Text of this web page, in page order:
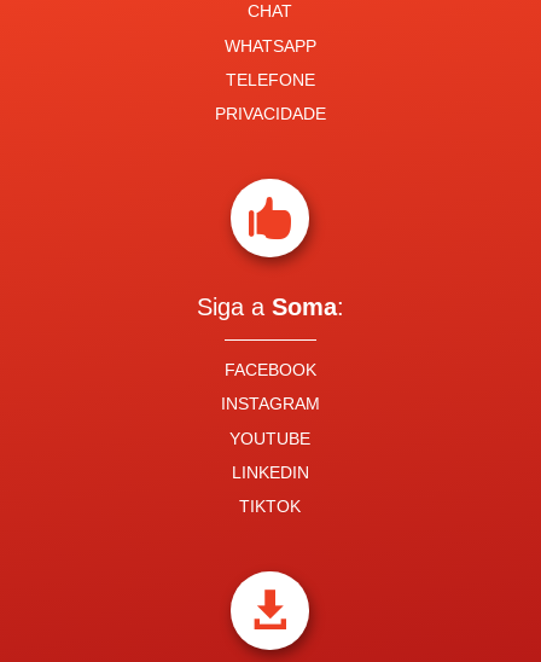
CHAT
WHATSAPP
TELEFONE
PRIVACIDADE

Siga a Soma:
FACEBOOK
INSTAGRAM
YOUTUBE
LINKEDIN
TIKTOK
